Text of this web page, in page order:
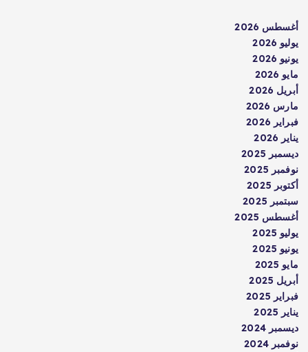
أغسطس 2026
يوليو 2026
يونيو 2026
مايو 2026
أبريل 2026
مارس 2026
فبراير 2026
يناير 2026
ديسمبر 2025
نوفمبر 2025
أكتوبر 2025
سبتمبر 2025
أغسطس 2025
يوليو 2025
يونيو 2025
مايو 2025
أبريل 2025
فبراير 2025
يناير 2025
ديسمبر 2024
نوفمبر 2024